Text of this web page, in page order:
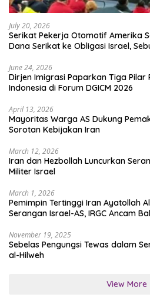
July 20, 2026
Serikat Pekerja Otomotif Amerika
Dana Serikat ke Obligasi Israel,
June 24, 2026
Dirjen Imigrasi Paparkan Tiga Pilar
Indonesia di Forum DGICM 2026
April 13, 2026
Mayoritas Warga AS Dukung
Sorotan Kebijakan Iran
March 12, 2026
Iran dan Hezbollah Luncurkan
Militer Israel
March 1, 2026
Pemimpin Tertinggi Iran Ayatollah
Serangan Israel-AS, IRGC Ancam
November 19, 2025
Sebelas Pengungsi Tewas dalam
al-Hilweh
View More